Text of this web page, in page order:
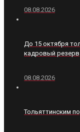
08.08.2026
До 15 октября
кадровый резерв
08.08.2026
Тольяттинским